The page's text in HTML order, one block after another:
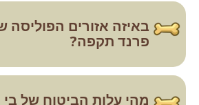
באיזה אזורים הפוליסה
פרנד תקפה?
מהי עלות הביטוח של